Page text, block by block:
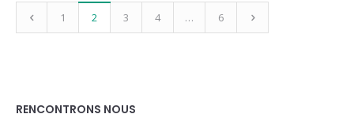
1 2 3 4 … 6
RENCONTRONS NOUS